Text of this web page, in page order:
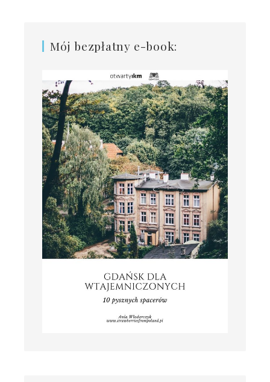
Mój bezpłatny e-book: